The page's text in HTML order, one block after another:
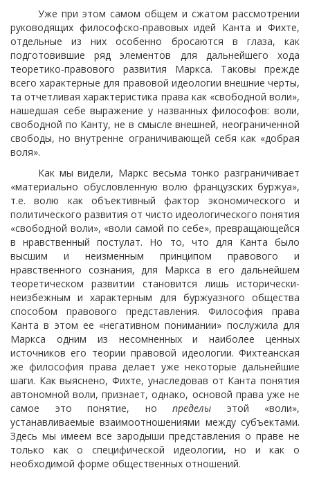
Уже при этом самом общем и сжатом рассмотрении
руководящих философско-правовых идей Канта и Фихте,
отдельные из них особенно бросаются в глаза, как
подготовившие ряд элементов для дальнейшего хода
теоретико-правового развития Маркса. Таковы прежде
всего характерные для правовой идеологии внешние черты,
та отчетливая характеристика права как «свободной воли»,
нашедшая себе выражение у названных философов: воли,
свободной по Канту, не в смысле внешней, неограниченной
свободы, но внутренне ограничивающей себя как «добрая
воля».
Как мы видели, Маркс весьма тонко разграничивает
«материально обусловленную волю французских буржуа»,
т.е. волю как объективный фактор экономического и
политического развития от чисто идеологического понятия
«свободной воли», «воли самой по себе», превращающейся
в нравственный постулат. Но то, что для Канта было
высшим и неизменным принципом правового и
нравственного сознания, для Маркса в его дальнейшем
теоретическом развитии становится лишь исторически-
неизбежным и характерным для буржуазного общества
способом правового представления. Философия права
Канта в этом ее «негативном понимании» послужила для
Маркса одним из несомненных и наиболее ценных
источников его теории правовой идеологии. Фихтеанская
же философия права делает уже некоторые дальнейшие
шаги. Как выяснено, Фихте, унаследовав от Канта понятия
автономной воли, признает, однако, основой права уже не
самое это понятие, но пределы этой «воли»,
устанавливаемые взаимоотношениями между субъектами.
Здесь мы имеем все зародыши представления о праве не
только как о специфической идеологии, но и как о
необходимой форме общественных отношений.